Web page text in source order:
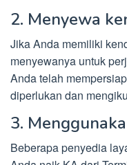
2. Menyewa
Jika Anda memiliki
menyewanya untuk
Anda telah
diperlukan dan
3.
Beberapa penyedia